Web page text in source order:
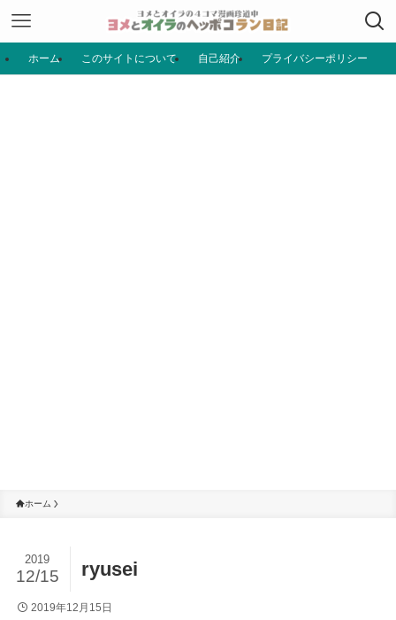
ホーム このサイトについて 自己紹介 プライバシーポリシー
ホーム
ryusei
2019
12/15
2019年12月15日